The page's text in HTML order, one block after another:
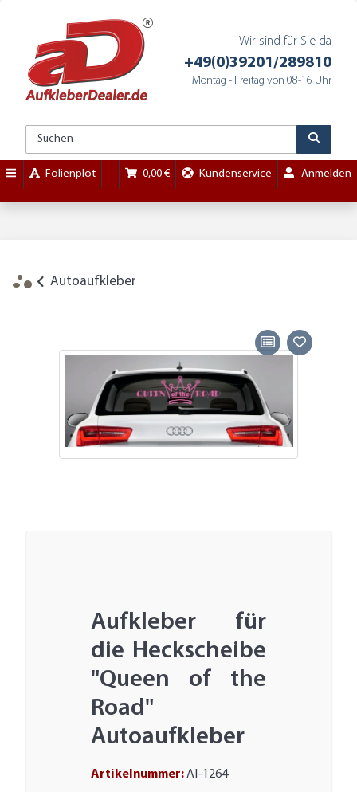
Wir sind für Sie da
+49(0)39201/289810
Montag - Freitag von 08-16 Uhr
Folienplot 0,00 € Kundenservice Anmelden
Autoaufkleber
Aufkleber für
die Heckscheibe
"Queen of the
Road"
Autoaufkleber
Artikelnummer:AI-1264